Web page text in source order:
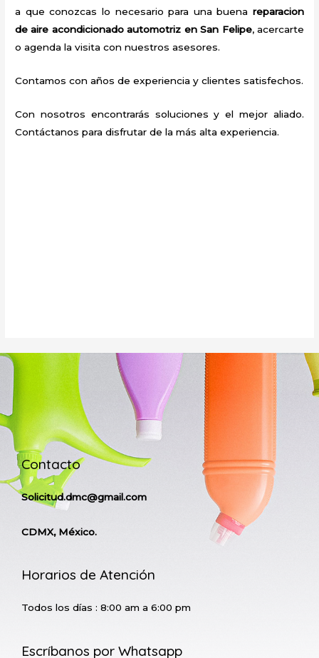
a que conozcas lo necesario para una buena reparacion
de aire acondicionado automotriz en San Felipe, acercarte
o agenda la visita con nuestros asesores.
Contamos con años de experiencia y clientes satisfechos.
Con nosotros encontrarás soluciones y el mejor aliado.
Contáctanos para disfrutar de la más alta experiencia.
Contacto
Solicitud.dmc@gmail.com
CDMX, México.
Horarios de Atención
Todos los días : 8:00 am a 6:00 pm
Escríbanos por Whatsapp